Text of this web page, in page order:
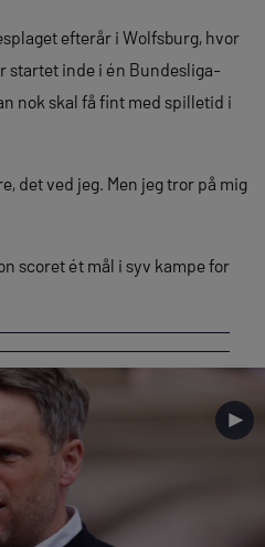
efterår i Wolfsburg, hvor
startet inde i én Bundesliga-
nok skal få fint med spilletid i
det ved jeg. Men jeg tror på mig
scoret ét mål i syv kampe for
►